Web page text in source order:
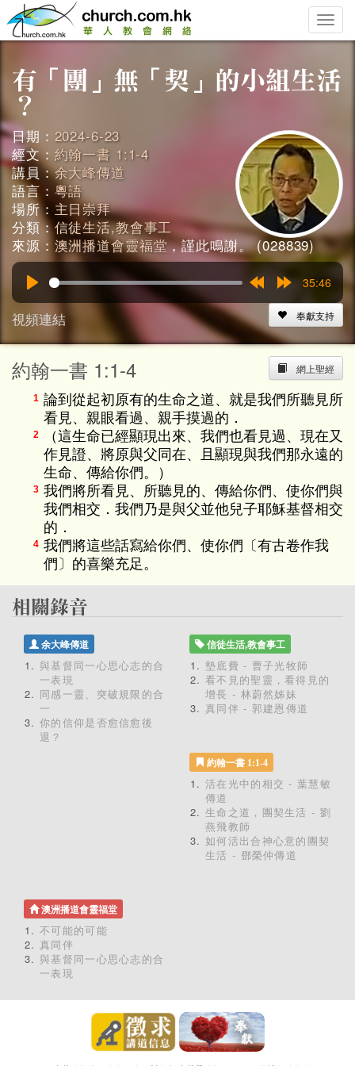
Toggle
日期： 2024-6-23
經文： 約翰一書 1:1-4
講員：余大峰傳道
語言： 粵語
場所：主日崇拜
分類：信徒生活,教會事工
來源： 澳洲播道會靈福堂，謹此鳴謝。 (028839)
15s
35:46
視頻連結 奉獻支持
網上聖經
約翰一書 1:1-4
1 論到從起初原有的生命之道、就是我們所聽見所
看見、親眼看過、親手摸過的．
2
（這生命已經顯現出來、我們也看見過、現在又
作見證、將原與父同在、且顯現與我們那永遠的
生命、傳給你們。）
3 我們將所看見、所聽見的、傳給你們、使你們與
我們相交．我們乃是與父並他兒子耶穌基督相交
的．
4 我們將這些話寫給你們、使你們〔有古卷作我
們〕的喜樂充足。
余大峰傳道
與基督同一心思心志的合
一表現
同感一靈、突破規限的合
一
你的信仰是否愈信愈後
退？
信徒生活,教會事工
墊底費 - 曹子光牧師
看不見的聖靈，看得見的
增長 - 林蔚然姊妹
真同伴 - 郭建恩傳道
約翰一書 1:1-4
活在光中的相交 - 葉慧敏
傳道
生命之道，團契生活 - 劉
燕飛教師
如何活出合神心意的團契
生活 - 鄧榮仲傳道
澳洲播道會靈福堂
不可能的可能
真同伴
與基督同一心思心志的合
一表現